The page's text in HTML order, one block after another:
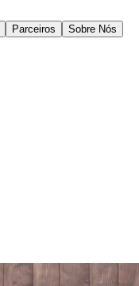
Parceiros Sobre Nós